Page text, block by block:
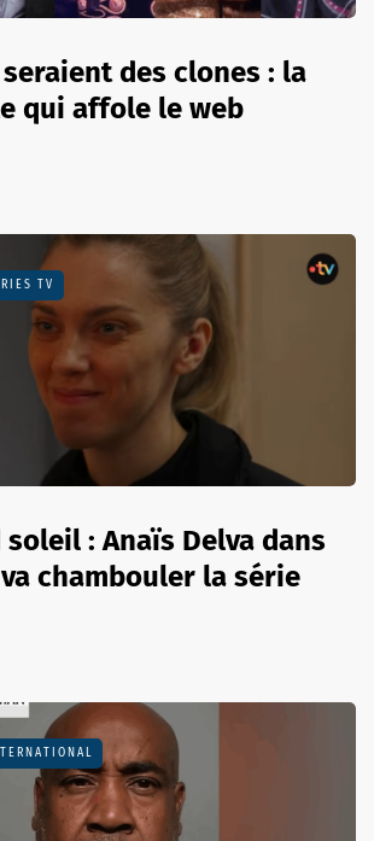
des clones : la
qui affole le web
TV
: Anaïs Delva dans
chambouler la série